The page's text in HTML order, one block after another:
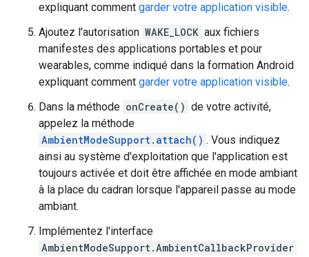
expliquant comment garder votre application visible.
Ajoutez l'autorisation WAKE_LOCK aux fichiers
manifestes des applications portables et pour
wearables, comme indiqué dans la formation Android
expliquant comment garder votre application visible.
Dans la méthode onCreate() de votre activité,
appelez la méthode
AmbientModeSupport.attach() . Vous indiquez
ainsi au système d'exploitation que l'application est
toujours activée et doit être affichée en mode ambiant
à la place du cadran lorsque l'appareil passe au mode
ambiant.
Implémentez l'interface
AmbientModeSupport.AmbientCallbackProvider